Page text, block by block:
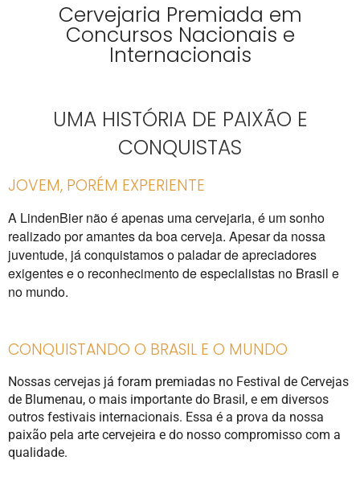
Cervejaria Premiada em
Concursos Nacionais e
Internacionais
UMA HISTÓRIA DE PAIXÃO E
CONQUISTAS
JOVEM, PORÉM EXPERIENTE
A LindenBier não é apenas uma cervejaria, é um sonho
realizado por amantes da boa cerveja. Apesar da nossa
juventude, já conquistamos o paladar de apreciadores
exigentes e o reconhecimento de especialistas no Brasil e
no mundo.
CONQUISTANDO O BRASIL E O MUNDO
Nossas cervejas já foram premiadas no Festival de Cervejas
de Blumenau, o mais importante do Brasil, e em diversos
outros festivais internacionais. Essa é a prova da nossa
paixão pela arte cervejeira e do nosso compromisso com a
qualidade.